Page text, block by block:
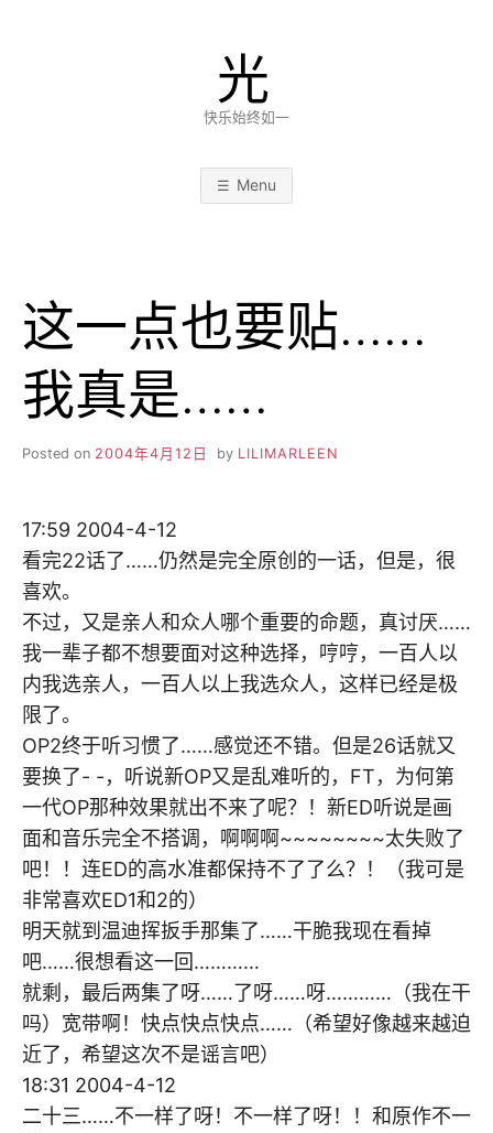
光
快乐始终如一
Menu
这一点也要贴……
我真是……
Posted on 2004年4月12日 by LILIMARLEEN
17:59 2004-4-12
看完22话了……仍然是完全原创的一话，但是，很
喜欢。
不过，又是亲人和众人哪个重要的命题，真讨厌……
我一辈子都不想要面对这种选择，哼哼，一百人以
内我选亲人，一百人以上我选众人，这样已经是极
限了。
OP2终于听习惯了……感觉还不错。但是26话就又
要换了- -，听说新OP又是乱难听的，FT，为何第
一代OP那种效果就出不来了呢？！新ED听说是画
面和音乐完全不搭调，啊啊啊~~~~~~~~太失败了
吧！！连ED的高水准都保持不了了么？！（我可是
非常喜欢ED1和2的）
明天就到温迪挥扳手那集了……干脆我现在看掉
吧……很想看这一回…………
就剩，最后两集了呀……了呀……呀…………（我在干
吗）宽带啊！快点快点快点……（希望好像越来越迫
近了，希望这次不是谣言吧）
18:31 2004-4-12
二十三……不一样了呀！不一样了呀！！和原作不一